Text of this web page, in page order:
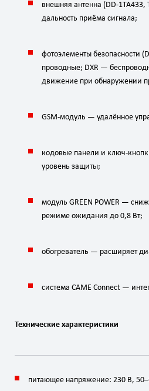
внешняя антенна (DD‑1TA433,
дальность приёма сигнала;
фотоэлементы безопасности
проводные; DXR —
движение при обнаружении
GSM‑модуль — удалённое
кодовые панели и
уровень защиты;
модуль GREEN POWER —
режиме ожидания до 0,8 Вт;
обогреватель — расширяет
система CAME Connect —
Технические характеристики
питающее напряжение: 230 В,